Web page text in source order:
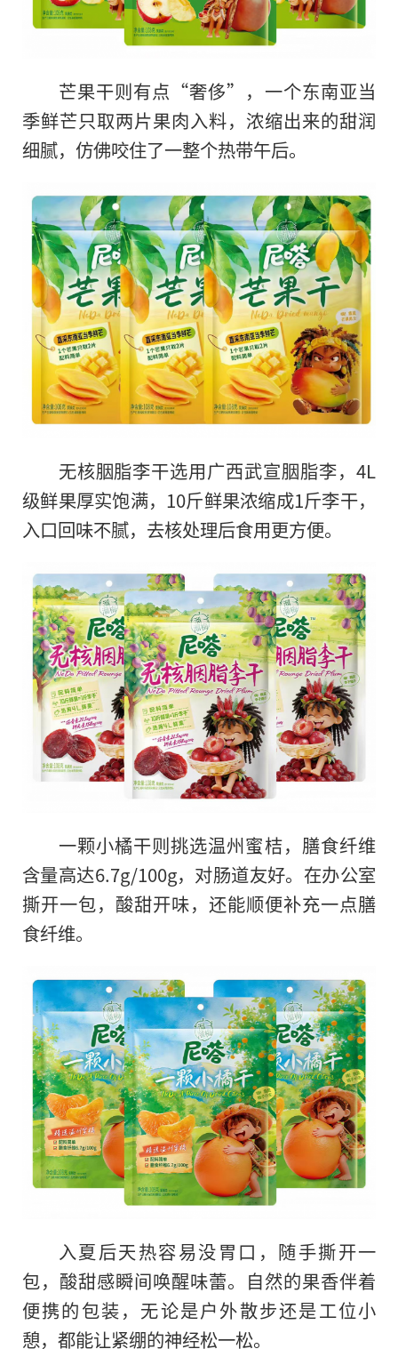
芒果干则有点“奢侈”，一个东南亚当
季鲜芒只取两片果肉入料，浓缩出来的甜润
细腻，仿佛咬住了一整个热带午后。
无核胭脂李干选用广西武宣胭脂李，4L
级鲜果厚实饱满，10斤鲜果浓缩成1斤李干，
入口回味不腻，去核处理后食用更方便。
一颗小橘干则挑选温州蜜桔，膳食纤维
含量高达6.7g/100g，对肠道友好。在办公室
撕开一包，酸甜开味，还能顺便补充一点膳
食纤维。
入夏后天热容易没胃口，随手撕开一
包，酸甜感瞬间唤醒味蕾。自然的果香伴着
便携的包装，无论是户外散步还是工位小
憩，都能让紧绷的神经松一松。